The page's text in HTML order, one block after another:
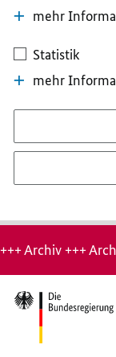
mehr
Statistik
mehr
Hinweis:
Archiv-
Seite
+++ Archiv +++